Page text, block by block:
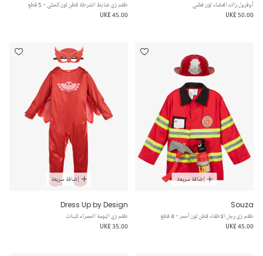
أوفرول رائد الفضاء لون فضّي
UK£ 50.00
طقم زي ضابط الشرطة قطن لون كحلي - 5 قطع
UK£ 45.00
إضافة سريعة
Souza
طقم زي رجل الإطفاء قطن لون أحمر - 4 قطع
UK£ 45.00
إضافة سريعة
Dress Up by Design
طقم زي البومة الحمراء للبنات
UK£ 35.00